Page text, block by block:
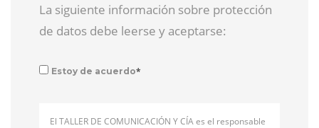
La siguiente información sobre protección
de datos debe leerse y aceptarse:
Estoy de acuerdo*
El TALLER DE COMUNICACIÓN Y CÍA es el responsable